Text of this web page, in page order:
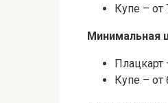
Купе – от
Минимальная
Плацкарт
Купе – от